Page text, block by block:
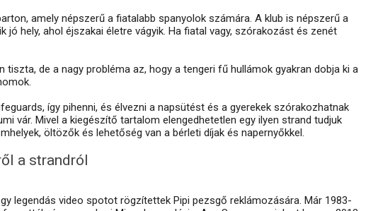
amely népszerű a fiatalabb spanyolok számára. A klub is népszerű a
jó hely, ahol éjszakai életre vágyik. Ha fiatal vagy, szórakozást és zenét
tiszta, de a nagy probléma az, hogy a tengeri fű hullámok gyakran dobja ki a
így pihenni, és élvezni a napsütést és a gyerekek szórakozhatnak
vár. Mivel a kiegészítő tartalom elengedhetetlen egy ilyen strand tudjuk
öltözők és lehetőség van a bérleti díjak és napernyőkkel.
a strandról
legendás video spotot rögzítettek Pipi pezsgő reklámozására. Már 1983-